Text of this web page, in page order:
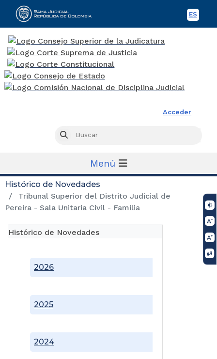
ES
Acceder
Buscar
Menú
Histórico de Novedades
Tribunal Superior del Distrito Judicial de
Pereira - Sala Unitaria Civil - Familia
Histórico de Novedades
2024
2025
2026